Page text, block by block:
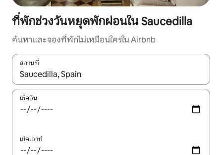
ที่พักช่วงวันหยุดพักผ่อนใน Saucedilla
ค้นหาและจองที่พักไม่เหมือนใครใน Airbnb
สถานที่
ใช้ลูกศรขึ้นลง หรือใช้การสัมผัสหรือปัด เพื่อสำรวจผลการค้นหา
เช็คอิน
เช็คเอาท์